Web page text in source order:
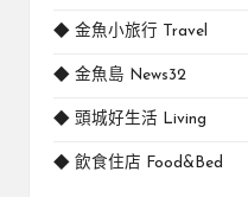
◆ 金魚小旅行 Travel
◆ 金魚島 News32
◆ 頭城好生活 Living
◆ 飲食住店 Food&Bed